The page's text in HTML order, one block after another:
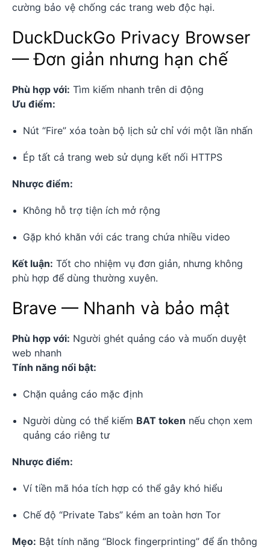
cường bảo vệ chống các trang web độc hại.
DuckDuckGo Privacy Browser
— Đơn giản nhưng hạn chế
Phù hợp với: Tìm kiếm nhanh trên di động
Ưu điểm:
Nút “Fire” xóa toàn bộ lịch sử chỉ với một lần nhấn
Ép tất cả trang web sử dụng kết nối HTTPS
Nhược điểm:
Không hỗ trợ tiện ích mở rộng
Gặp khó khăn với các trang chứa nhiều video
Kết luận: Tốt cho nhiệm vụ đơn giản, nhưng không
phù hợp để dùng thường xuyên.
Brave — Nhanh và bảo mật
Phù hợp với: Người ghét quảng cáo và muốn duyệt
web nhanh
Tính năng nổi bật:
Chặn quảng cáo mặc định
Người dùng có thể kiếm BAT token nếu chọn xem
quảng cáo riêng tư
Nhược điểm:
Ví tiền mã hóa tích hợp có thể gây khó hiểu
Chế độ “Private Tabs” kém an toàn hơn Tor
Mẹo: Bật tính năng “Block fingerprinting” để ẩn thông